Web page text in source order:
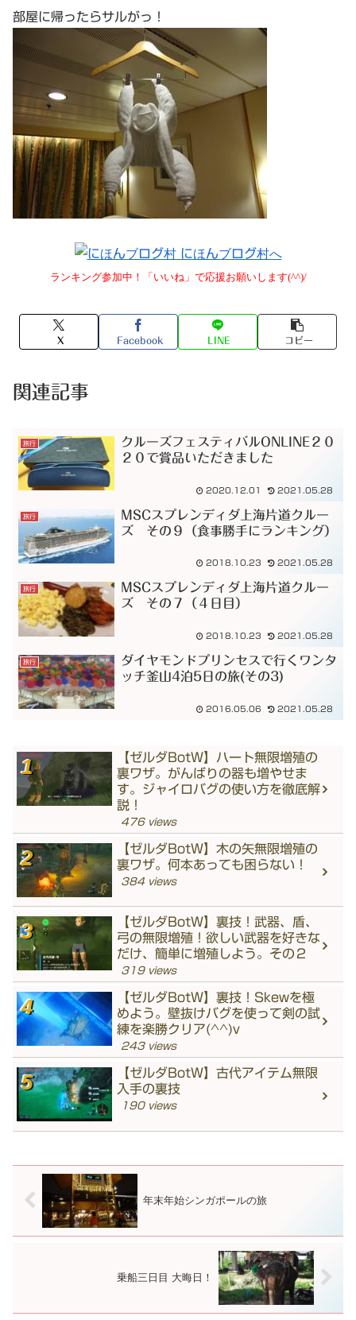
部屋に帰ったらサルがっ！
ランキング参加中！「いいね」で応援お願いします(^^)/
X Facebook LINE コピー
関連記事
旅行
クルーズフェスティバルONLINE２０
２０で賞品いただきました
2020.12.01 2021.05.28
旅行
MSCスプレンディダ上海片道クルー
ズ その９（食事勝手にランキング）
2018.10.23 2021.05.28
旅行
MSCスプレンディダ上海片道クルー
ズ その７（４日目）
2018.10.23 2021.05.28
旅行
ダイヤモンドプリンセスで行くワンタ
ッチ釜山4泊5日の旅(その3)
2016.05.06 2021.05.28
【ゼルダBotW】ハート無限増殖の
裏ワザ。がんばりの器も増やせま
す。ジャイロバグの使い方を徹底解
説！
476 views
【ゼルダBotW】木の矢無限増殖の
裏ワザ。何本あっても困らない！
384 views
【ゼルダBotW】裏技！武器、盾、
弓の無限増殖！欲しい武器を好きな
だけ、簡単に増殖しよう。その２
319 views
【ゼルダBotW】裏技！Skewを極
めよう。壁抜けバグを使って剣の試
練を楽勝クリア(^^)v
243 views
【ゼルダBotW】古代アイテム無限
入手の裏技
190 views
年末年始シンガポールの旅
乗船三日目 大晦日！